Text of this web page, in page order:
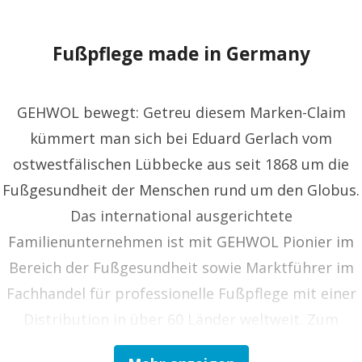
Fußpflege made in Germany
GEHWOL bewegt: Getreu diesem Marken-Claim
kümmert man sich bei Eduard Gerlach vom
ostwestfälischen Lübbecke aus seit 1868 um die
Fußgesundheit der Menschen rund um den Globus.
Das international ausgerichtete
Familienunternehmen ist mit GEHWOL Pionier im
Bereich der Fußgesundheit sowie Marktführer im
Fachhandel für professionelle Fußpflege mit einer
Distribution in über 60 Länder weltweit. Zum
Vollsortiment gehören Kosmetika,